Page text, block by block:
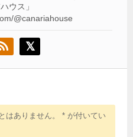
ウス」
@canariahouse
はありません。 * が付いてい